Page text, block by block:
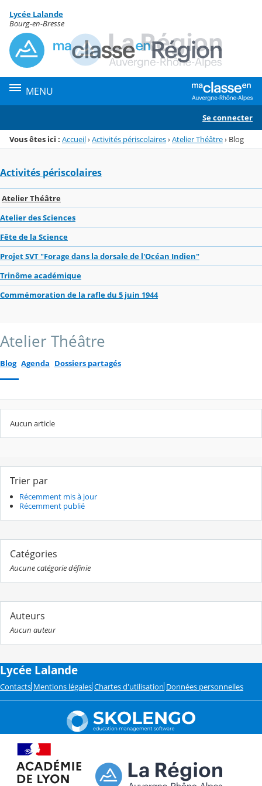
Menu de la rubrique
Contenu
Lycée Lalande
Bourg-en-Bresse
MENU
Se connecter
Vous êtes ici : Accueil›Activités périscolaires›Atelier Théâtre› Blog
Activités périscolaires
Atelier Théâtre
Atelier des Sciences
Fête de la Science
Projet SVT "Forage dans la dorsale de l'Océan Indien"
Trinôme académique
Commémoration de la rafle du 5 juin 1944
Atelier Théâtre
Blog Agenda Dossiers partagés
Aucun article
Trier par
Récemment mis à jour
Récemment publié
Catégories
Aucune catégorie définie
Auteurs
Aucun auteur
Lycée Lalande
Contacts Mentions légales Chartes d'utilisation Données personnelles